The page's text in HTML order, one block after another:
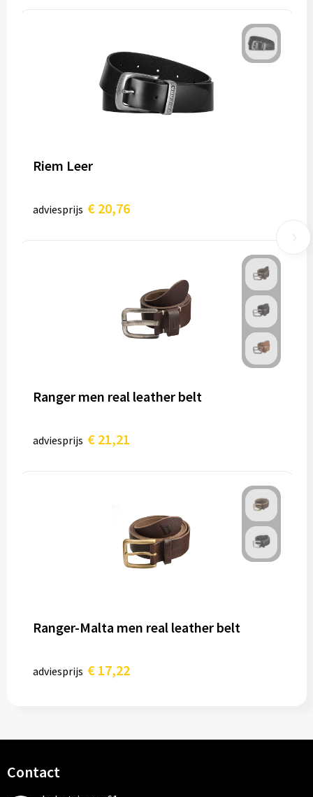
Riem Leer
adviesprijs € 20,76
Ranger men real leather belt
adviesprijs € 21,21
Ranger-Malta men real leather belt
adviesprijs € 17,22
Contact